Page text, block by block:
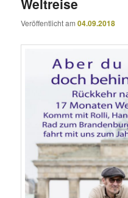
Weltreise
Veröffentlicht am04.09.2018